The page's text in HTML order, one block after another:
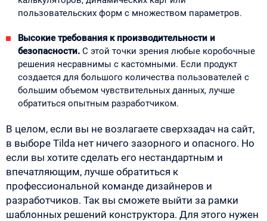
пользовательских форм с множеством параметров.
Высокие требования к производительности и
безопасности. С этой точки зрения любые коробочные
решения несравнимы с кастомными. Если продукт
создается для большого количества пользователей с
большим объемом чувствительных данных, лучше
обратиться опытным разработчиком.
В целом, если вы не возлагаете сверхзадач на сайт,
в выборе Tilda нет ничего зазорного и опасного. Но
если вы хотите сделать его нестандартным и
впечатляющим, лучше обратиться к
профессиональной команде дизайнеров и
разработчиков. Так вы сможете выйти за рамки
шаблонных решений конструктора. Для этого нужен